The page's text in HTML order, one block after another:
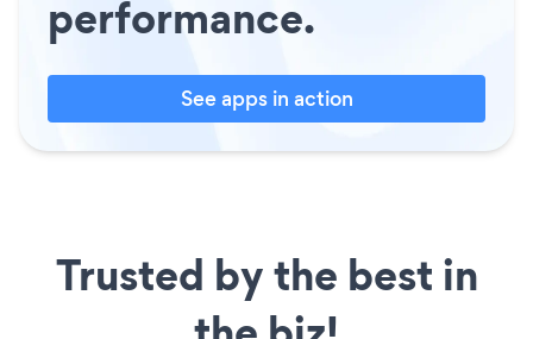
performance.
See apps in action
Trusted by the best in